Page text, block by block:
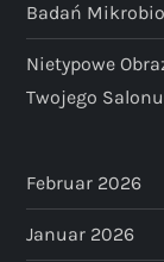
Badań
Nietypowe
Twojego Salonu
Februar 2026
Januar 2026